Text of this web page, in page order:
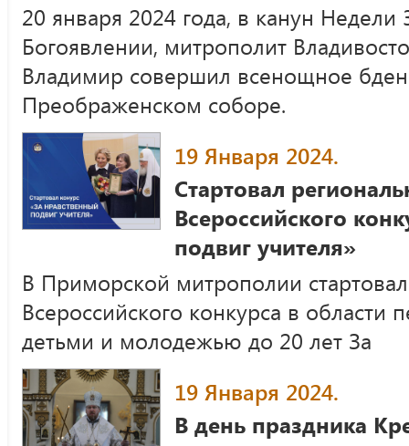
20 января 2024 года, в канун
Богоявлении, митрополит
Владимир совершил всенощное
Преображенском соборе.
19 Января 2024.
Стартовал
Всероссийского
подвиг учителя»
В Приморской митрополии
Всероссийского конкурса в области
детьми и молодежью до 20 лет За
19 Января 2024.
В день праздника